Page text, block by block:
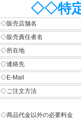
◇◇特
◇販売店舗名
◇販売責任者名
◇所在地
◇連絡先
◇E-Mail
◇ご注文方法
◇商品代金以外の必要料金